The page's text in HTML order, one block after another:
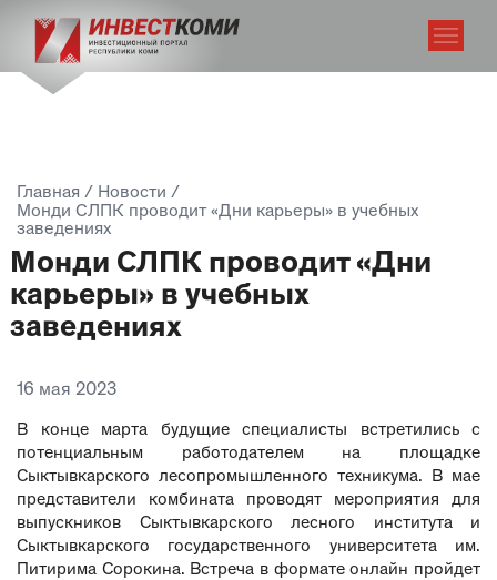
Главная / Новости /
Монди СЛПК проводит «Дни карьеры» в учебных
заведениях
Монди СЛПК проводит «Дни
карьеры» в учебных
заведениях
16 мая 2023
В конце марта будущие специалисты встретились с
потенциальным работодателем на площадке
Сыктывкарского лесопромышленного техникума. В мае
представители комбината проводят мероприятия для
выпускников Сыктывкарского лесного института и
Сыктывкарского государственного университета им.
Питирима Сорокина. Встреча в формате онлайн пройдет